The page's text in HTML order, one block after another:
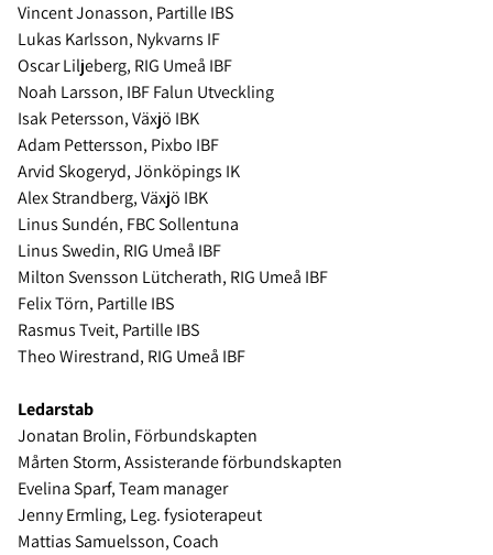
Vincent Jonasson, Partille IBS
Lukas Karlsson, Nykvarns IF
Oscar Liljeberg, RIG Umeå IBF
Noah Larsson, IBF Falun Utveckling
Isak Petersson, Växjö IBK
Adam Pettersson, Pixbo IBF
Arvid Skogeryd, Jönköpings IK
Alex Strandberg, Växjö IBK
Linus Sundén, FBC Sollentuna
Linus Swedin, RIG Umeå IBF
Milton Svensson Lütcherath, RIG Umeå IBF
Felix Törn, Partille IBS
Rasmus Tveit, Partille IBS
Theo Wirestrand, RIG Umeå IBF
Ledarstab
Jonatan Brolin, Förbundskapten
Mårten Storm, Assisterande förbundskapten
Evelina Sparf, Team manager
Jenny Ermling, Leg. fysioterapeut
Mattias Samuelsson, Coach